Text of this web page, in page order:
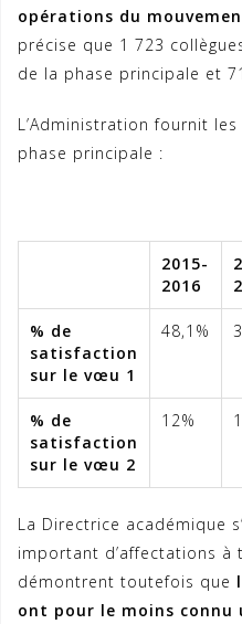
opérations du
précise que 1 723
de la phase principale et
L’Administration fournit
phase principale :
2015-
2016
% de
satisfaction
sur le vœu 1
48,1%
% de
satisfaction
sur le vœu 2
12%
La Directrice académique
important d’affectations
démontrent toutefois que
ont pour le moins connu